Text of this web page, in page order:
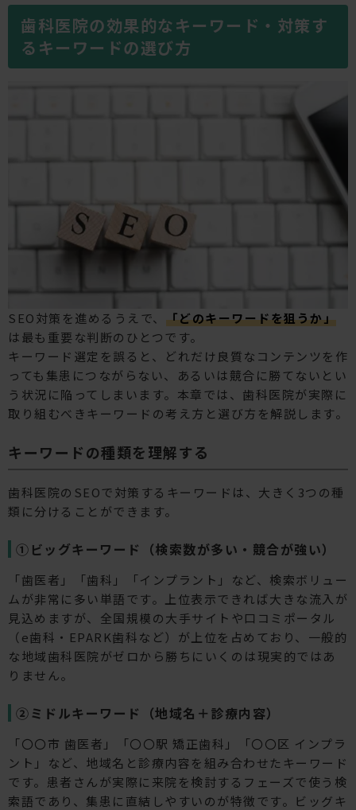
歯科医院の効果的なキーワード・対策す
るキーワードの選び方
SEO対策を進めるうえで、 「どのキーワードを狙うか」
は最も重要な判断のひとつです。
キーワード選定を誤ると、どれだけ良質なコンテンツを作
っても集患につながらない、あるいは競合に勝てないとい
う状況に陥ってしまいます。本章では、歯科医院が実際に
取り組むべきキーワードの考え方と選び方を解説します。
キーワードの種類を理解する
歯科医院のSEOで対策するキーワードは、大きく3つの種
類に分けることができます。
①ビッグキーワード（検索数が多い・競合が強い）
「歯医者」「歯科」「インプラント」など、検索ボリュー
ムが非常に多い単語です。上位表示できれば大きな流入が
見込めますが、全国規模の大手サイトや口コミポータル
（e歯科・EPARK歯科など）が上位を占めており、一般的
な地域歯科医院がゼロから勝ちにいくのは現実的ではあ
りません。
②ミドルキーワード（地域名＋診療内容）
「〇〇市 歯医者」「〇〇駅 矯正歯科」「〇〇区 インプラ
ント」など、地域名と診療内容を組み合わせたキーワード
です。患者さんが実際に来院を検討するフェーズで使う検
索語であり、集患に直結しやすいのが特徴です。ビッグキ